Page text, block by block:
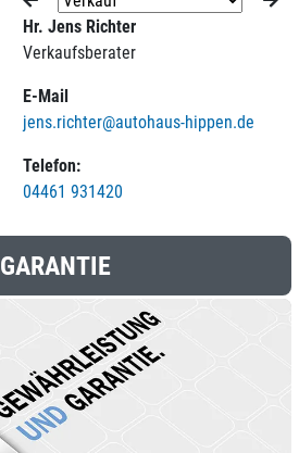
Hr. Jens Richter
Verkaufsberater
E-Mail
jens.richter@autohaus-hippen.de
Telefon:
04461 931420
GARANTIE